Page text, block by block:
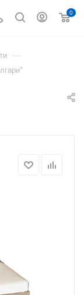
0
—